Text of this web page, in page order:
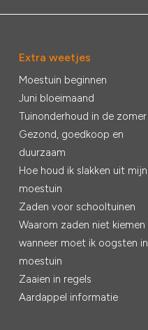
Extra weetjes
Moestuin beginnen
Juni bloeimaand
Tuinonderhoud in de zomer
Gezond, goedkoop en
duurzaam
Hoe houd ik slakken uit mijn
moestuin
Zaden voor schooltuinen
Waarom zaden niet kiemen
wanneer moet ik oogsten in
moestuin
Zaaien in regels
Aardappel informatie